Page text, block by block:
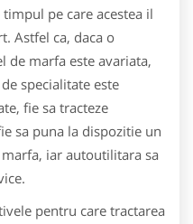
pe care acestea il
Astfel ca, daca o
de marfa este avariata,
specialitate este
fie sa tracteze
sa puna la dispozitie un
iar autoutilitara sa
pentru care tractarea